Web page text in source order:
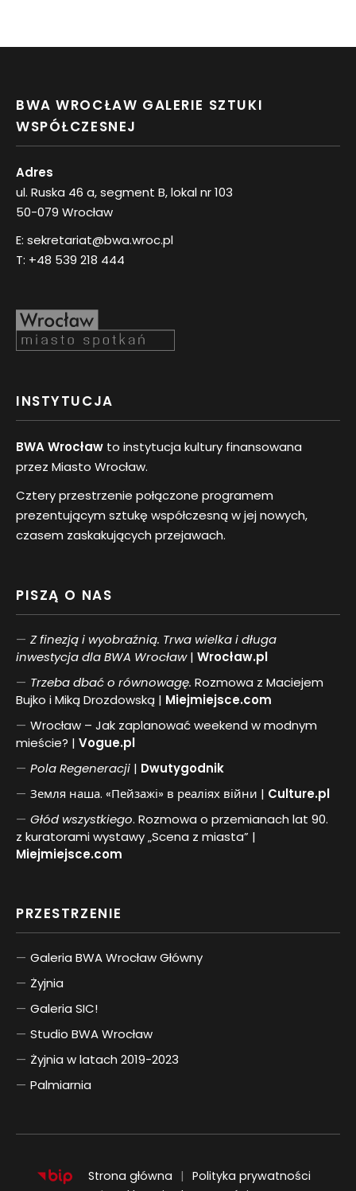
BWA WROCŁAW GALERIE SZTUKI
WSPÓŁCZESNEJ
Adres
ul. Ruska 46 a, segment B, lokal nr 103
50-079 Wrocław
E: sekretariat@bwa.wroc.pl
T: +48 539 218 444
INSTYTUCJA
BWA Wrocław to instytucja kultury finansowana
przez Miasto Wrocław.
Cztery przestrzenie połączone programem
prezentującym sztukę współczesną w jej nowych,
czasem zaskakujących przejawach.
PISZĄ O NAS
Z finezją i wyobraźnią. Trwa wielka i długa
inwestycja dla BWA Wrocław| Wrocław.pl
Trzeba dbać o równowagę. Rozmowa z Maciejem
Bujko i Miką Drozdowską | Miejmiejsce.com
Wrocław – Jak zaplanować weekend w modnym
mieście? | Vogue.pl
PolaRegeneracji | Dwutygodnik
Земля наша. «Пейзажі» в реаліях війни | Culture.pl
Głód wszystkiego. Rozmowa o przemianach lat 90.
z kuratorami wystawy „Scena z miasta” |
Miejmiejsce.com
PRZESTRZENIE
Galeria BWA Wrocław Główny
Żyjnia
Galeria SIC!
Studio BWA Wrocław
Żyjnia w latach 2019-2023
Palmiarnia
Strona główna
Polityka prywatności